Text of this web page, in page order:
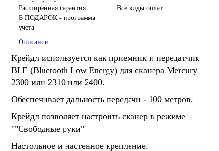
Расширенная гарантия
Все виды оплат
В ПОДАРОК - программа
учета
Описание
Крейдл используется как приемник и передатчик
BLE (Bluetooth Low Energy) для сканера Mercury
2300 или 2310 или 2400.
Обеспечивает дальность передачи - 100 метров.
Крейдл позволяет настроить сканер в режиме
""Свободные руки"
Настольное и настенное крепление.